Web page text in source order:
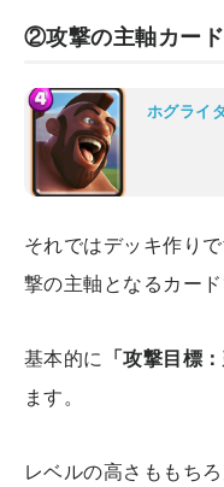
②攻撃の主軸カー
ホグライ
それではデッキ作り
撃の主軸となるカード
基本的に 「攻撃目標
ます。
レベルの高さももち